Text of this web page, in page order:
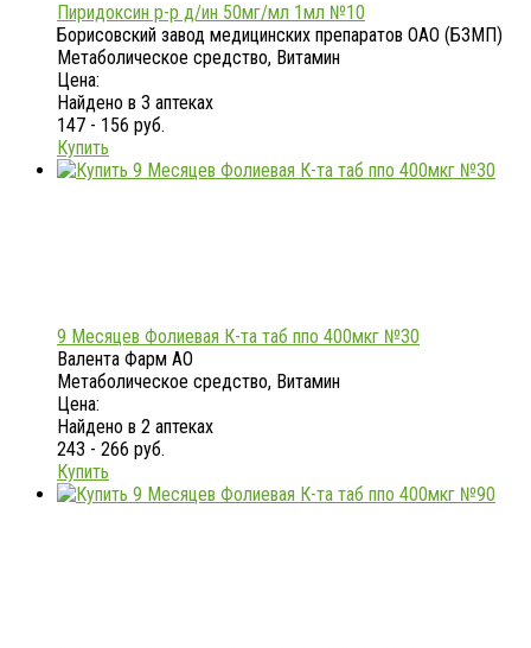
Пиридоксин р-р д/ин 50мг/мл 1мл №10
Борисовский завод медицинских препаратов ОАО (БЗМП)
Метаболическое средство, Витамин
Цена:
Найдено в 3 аптеках
147 - 156 руб.
Купить
9 Месяцев Фолиевая К-та таб ппо 400мкг №30
Валента Фарм АО
Метаболическое средство, Витамин
Цена:
Найдено в 2 аптеках
243 - 266 руб.
Купить